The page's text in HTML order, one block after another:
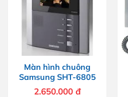
Màn hình chuông
Samsung SHT-6805
2.650.000 đ